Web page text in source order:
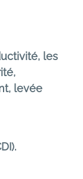
les
levée